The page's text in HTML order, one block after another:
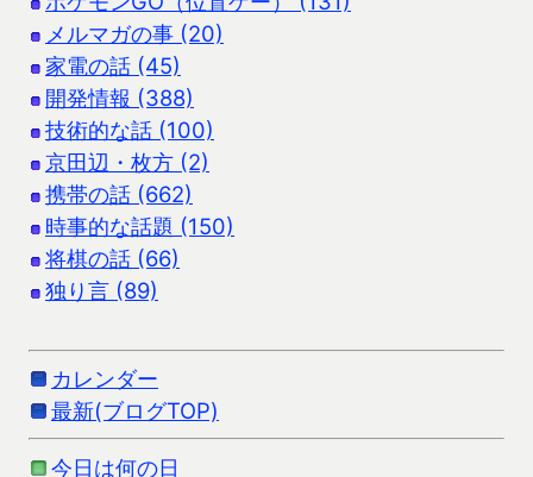
メルマガの事 (20)
家電の話 (45)
開発情報 (388)
技術的な話 (100)
京田辺・枚方 (2)
携帯の話 (662)
時事的な話題 (150)
将棋の話 (66)
独り言 (89)
カレンダー
最新(ブログTOP)
今日は何の日